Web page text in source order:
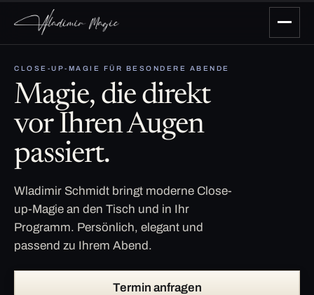
CLOSE-UP-MAGIE FÜR BESONDERE ABENDE
Magie, die direkt
vor Ihren Augen
passiert.
Wladimir Schmidt bringt moderne Close-
up-Magie an den Tisch und in Ihr
Programm. Persönlich, elegant und
passend zu Ihrem Abend.
Termin anfragen